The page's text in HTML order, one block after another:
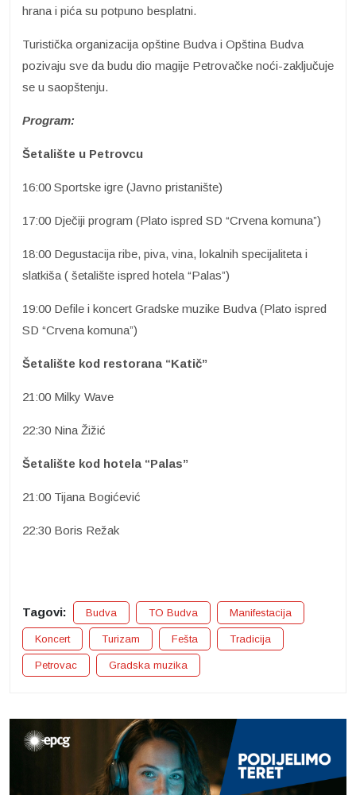
hrana i pića su potpuno besplatni.
Turistička organizacija opštine Budva i Opština Budva
pozivaju sve da budu dio magije Petrovačke noći-zaključuje
se u saopštenju.
Program:
Šetalište u Petrovcu
16:00 Sportske igre (Javno pristanište)
17:00 Dječiji program (Plato ispred SD “Crvena komuna”)
18:00 Degustacija ribe, piva, vina, lokalnih specijaliteta i
slatkiša ( šetalište ispred hotela “Palas”)
19:00 Defile i koncert Gradske muzike Budva (Plato ispred
SD “Crvena komuna”)
Šetalište kod restorana “Katič”
21:00 Milky Wave
22:30 Nina Žižić
Šetalište kod hotela “Palas”
21:00 Tijana Bogićević
22:30 Boris Režak
Tagovi: Budva TO Budva Manifestacija
Koncert Turizam Fešta Tradicija
Petrovac Gradska muzika